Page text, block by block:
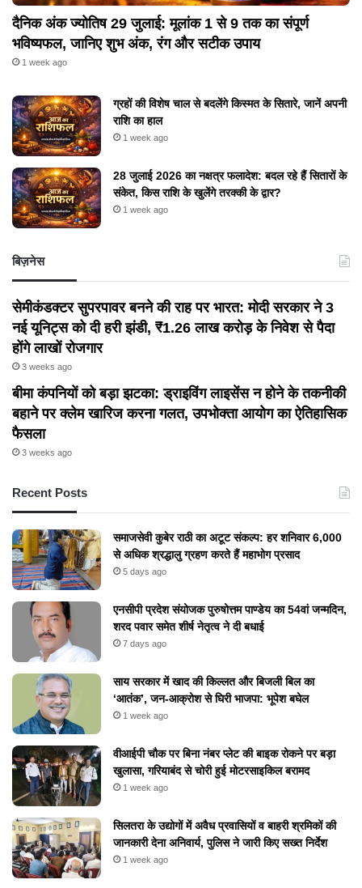
दैनिक अंक ज्योतिष 29 जुलाई: मूलांक 1 से 9 तक का संपूर्ण
भविष्यफल, जानिए शुभ अंक, रंग और सटीक उपाय
1 week ago
ग्रहों की विशेष चाल से बदलेंगे किस्मत के सितारे, जानें अपनी
राशि का हाल
1 week ago
28 जुलाई 2026 का नक्षत्र फलादेश: बदल रहे हैं सितारों के
संकेत, किस राशि के खुलेंगे तरक्की के द्वार?
1 week ago
बिज़नेस
सेमीकंडक्टर सुपरपावर बनने की राह पर भारत: मोदी सरकार ने 3
नई यूनिट्स को दी हरी झंडी, ₹1.26 लाख करोड़ के निवेश से पैदा
होंगे लाखों रोजगार
3 weeks ago
बीमा कंपनियों को बड़ा झटका: ड्राइविंग लाइसेंस न होने के तकनीकी
बहाने पर क्लेम खारिज करना गलत, उपभोक्ता आयोग का ऐतिहासिक
फैसला
3 weeks ago
Recent Posts
समाजसेवी कुबेर राठी का अटूट संकल्प: हर शनिवार 6,000
से अधिक श्रद्धालु ग्रहण करते हैं महाभोग प्रसाद
5 days ago
एनसीपी प्रदेश संयोजक पुरुषोत्तम पाण्डेय का 54वां जन्मदिन,
शरद पवार समेत शीर्ष नेतृत्व ने दी बधाई
7 days ago
​साय सरकार में खाद की किल्लत और बिजली बिल का
‘आतंक’, जन-आक्रोश से घिरी भाजपा: भूपेश बघेल
1 week ago
वीआईपी चौक पर बिना नंबर प्लेट की बाइक रोकने पर बड़ा
खुलासा, गरियाबंद से चोरी हुई मोटरसाइकिल बरामद
1 week ago
सिलतरा के उद्योगों में अवैध प्रवासियों व बाहरी श्रमिकों की
जानकारी देना अनिवार्य, पुलिस ने जारी किए सख्त निर्देश
1 week ago